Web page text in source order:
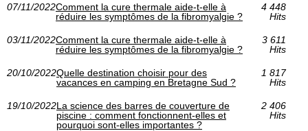
07/11/2022Comment la cure thermale aide-t-elle à
réduire les symptômes de la fibromyalgie ?
4 448
Hits
03/11/2022Comment la cure thermale aide-t-elle à
réduire les symptômes de la fibromyalgie ?
3 611
Hits
20/10/2022Quelle destination choisir pour des
vacances en camping en Bretagne Sud ?
1 817
Hits
19/10/2022La science des barres de couverture de
piscine : comment fonctionnent-elles et
pourquoi sont-elles importantes ?
2 406
Hits